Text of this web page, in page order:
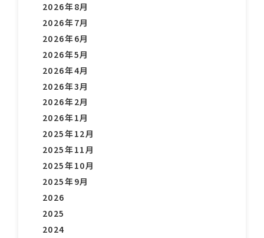
2026年8月
2026年7月
2026年6月
2026年5月
2026年4月
2026年3月
2026年2月
2026年1月
2025年12月
2025年11月
2025年10月
2025年9月
2026
2025
2024